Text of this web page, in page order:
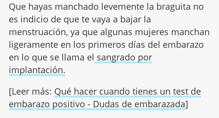
Que hayas manchado levemente la braguita no
es indicio de que te vaya a bajar la
menstruación, ya que algunas mujeres manchan
ligeramente en los primeros días del embarazo
en lo que se llama el sangrado por
implantación.
[Leer más: Qué hacer cuando tienes un test de
embarazo positivo - Dudas de embarazada]